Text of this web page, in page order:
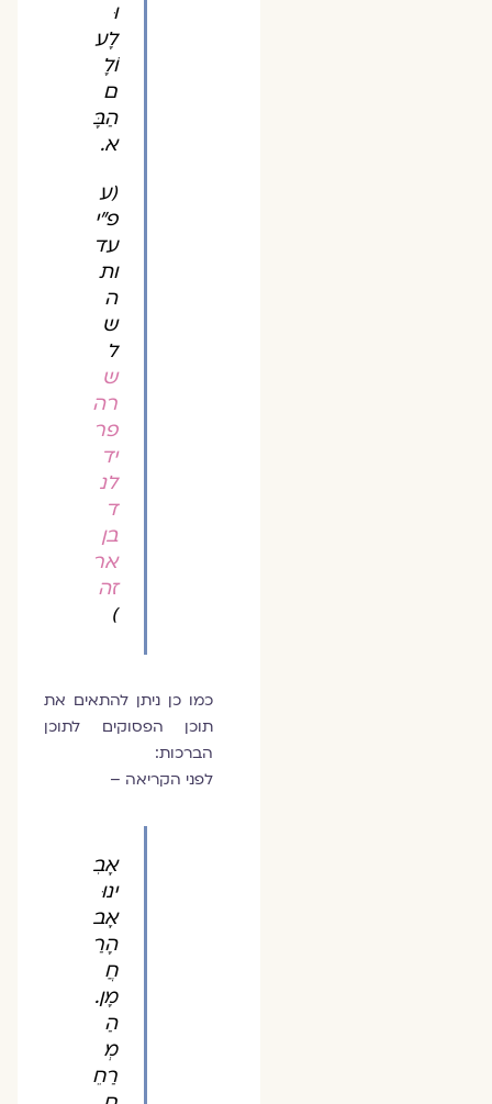
לָע
וֹלָ
ם
הַבָּ
א.
(ע
פ"י
עד
ות
ה
ש
ל
ש
רה
פר
יד
לנ
ד
בן
אר
זה
כמו כן ניתן להתאים את
תוכן הפסוקים לתוכן
הברכות:
לפני הקריאה –
אָבִ
ינוּ
אָב
הָרַ
חֲ
מָן.
הַ
מְ
רַחֵ